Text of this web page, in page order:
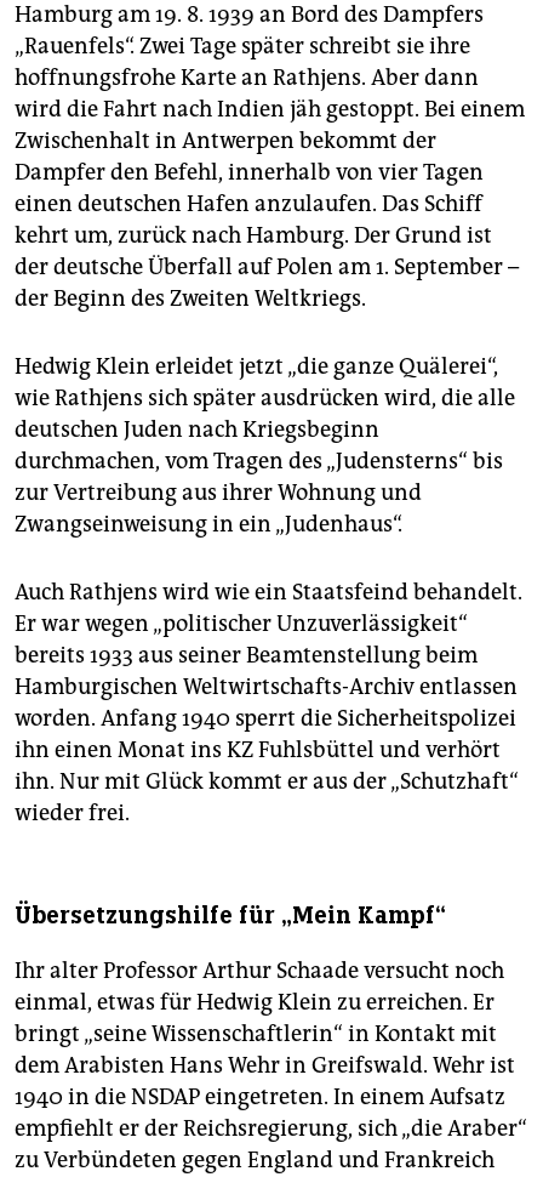
Hamburg am 19. 8. 1939 an Bord des Dampfers
„Rauenfels“. Zwei Tage später schreibt sie ihre
hoffnungsfrohe Karte an Rathjens. Aber dann
wird die Fahrt nach Indien jäh gestoppt. Bei einem
Zwischenhalt in Antwerpen bekommt der
Dampfer den Befehl, innerhalb von vier Tagen
einen deutschen Hafen anzulaufen. Das Schiff
kehrt um, zurück nach Hamburg. Der Grund ist
der deutsche Überfall auf Polen am 1. September –
der Beginn des Zweiten Weltkriegs.
Hedwig Klein erleidet jetzt „die ganze Quälerei“,
wie Rathjens sich später ausdrücken wird, die alle
deutschen Juden nach Kriegsbeginn
durchmachen, vom Tragen des „Judensterns“ bis
zur Vertreibung aus ihrer Wohnung und
Zwangseinweisung in ein „Judenhaus“.
Auch Rathjens wird wie ein Staatsfeind behandelt.
Er war wegen „politischer Unzuverlässigkeit“
bereits 1933 aus seiner Beamtenstellung beim
Hamburgischen Weltwirtschafts-Archiv entlassen
worden. Anfang 1940 sperrt die Sicherheitspolizei
ihn einen Monat ins KZ Fuhlsbüttel und verhört
ihn. Nur mit Glück kommt er aus der „Schutzhaft“
wieder frei.
Übersetzungshilfe für „Mein Kampf“
Ihr alter Professor Arthur Schaade versucht noch
einmal, etwas für Hedwig Klein zu erreichen. Er
bringt „seine Wissenschaftlerin“ in Kontakt mit
dem Arabisten Hans Wehr in Greifswald. Wehr ist
1940 in die NSDAP eingetreten. In einem Aufsatz
empfiehlt er der Reichsregierung, sich „die Araber“
zu Verbündeten gegen England und Frankreich